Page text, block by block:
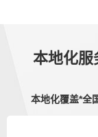
本地化服
本地化覆盖*全